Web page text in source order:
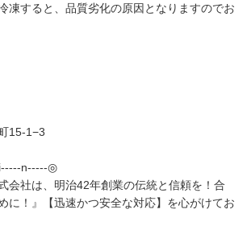
凍すると、品質劣化の原因となりますのでお
15-1−3
n-----◎
会社は、明治42年創業の伝統と信頼を！合
に！』【迅速かつ安全な対応】を心がけてお